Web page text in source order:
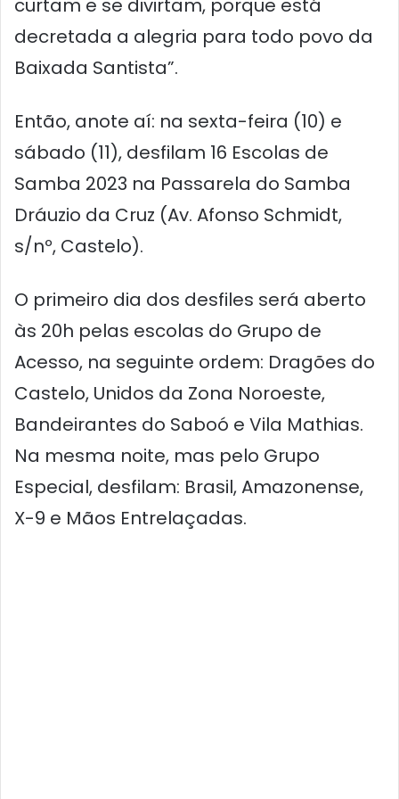
decretada a alegria para todo povo da
Baixada Santista”.
Então, anote aí: na sexta-feira (10) e
sábado (11), desfilam 16 Escolas de
Samba 2023 na Passarela do Samba
Dráuzio da Cruz (Av. Afonso Schmidt,
s/nº, Castelo).
O primeiro dia dos desfiles será aberto
às 20h pelas escolas do Grupo de
Acesso, na seguinte ordem: Dragões do
Castelo, Unidos da Zona Noroeste,
Bandeirantes do Saboó e Vila Mathias.
Na mesma noite, mas pelo Grupo
Especial, desfilam: Brasil, Amazonense,
X-9 e Mãos Entrelaçadas.